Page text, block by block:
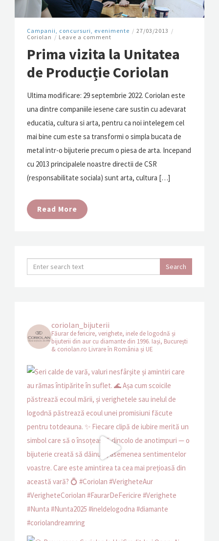
Campanii, concursuri, evenimente / 27/03/2013 /
Coriolan / Leave a comment
Prima vizita la Unitatea
de Producție Coriolan
Ultima modificare: 29 septembrie 2022. Coriolan este
una dintre companiile iesene care sustin cu adevarat
educatia, cultura si arta, pentru ca noi intelegem cel
mai bine cum este sa transformi o simpla bucata de
metal intr-o bijuterie precum o piesa de arta. Incepand
cu 2013 principalele noastre directii de CSR
(responsabilitate sociala) sunt arta, cultura […]
Read More
coriolan_bijuterii
Făurar de fericire, verighete, inele de logodnă și
bijuterii din aur cu diamante din 1996. Iași, București
& coriolan.ro Livrare în România și UE